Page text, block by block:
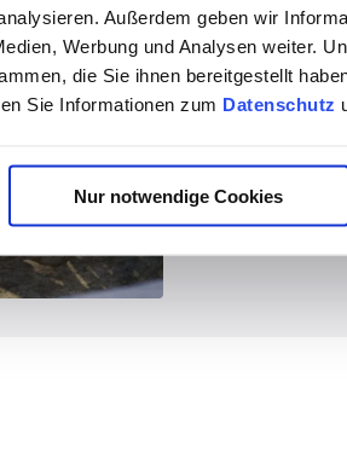
Außerdem geben wir
Werbung und Analysen weiter.
die Sie ihnen bereitgestellt
Sie Informationen zum Datenschutz
Nur notwendige Cookies